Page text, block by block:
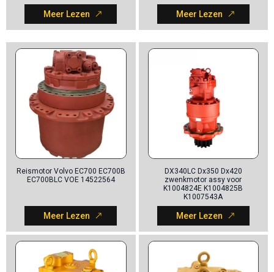
Meer Lezen Meer Lezen
Reismotor Volvo EC700 EC700B
EC700BLC VOE 14522564
Meer Lezen
DX340LC Dx350 Dx420
zwenkmotor assy voor
K1004824E K1004825B
K1007543A
Meer Lezen